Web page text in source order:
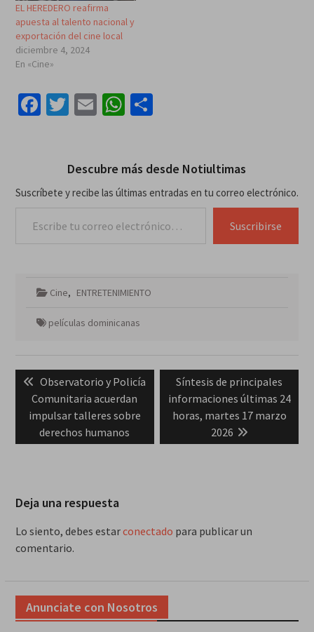
EL HEREDERO reafirma
apuesta al talento nacional y
exportación del cine local
diciembre 4, 2024
En «Cine»
Facebook
Twitter
EmailWhatsApp
Compartir
Descubre más desde Notiultimas
Suscríbete y recibe las últimas entradas en tu correo electrónico.
Suscribirse
Cine, ENTRETENIMIENTO
películas dominicanas
de
entradas
Previous
post:
Observatorio y Policía
Comunitaria acuerdan
impulsar talleres sobre
derechos humanos
Next
post:
Síntesis de principales
informaciones últimas 24
horas, martes 17 marzo
2026
Deja una respuesta
Lo siento, debes estarconectado para publicar un
comentario.
Anunciate con Nosotros